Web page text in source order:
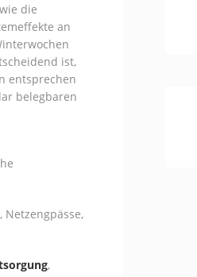
die
an
ist,
entsprechen
belegbaren
Netzengpässe,
,